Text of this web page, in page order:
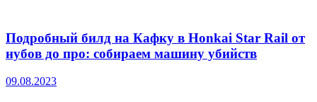
Подробный билд на Кафку в Honkai Star Rail от
нубов до про: собираем машину убийств
09.08.2023